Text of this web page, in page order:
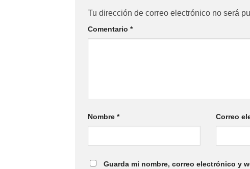
Tu dirección de correo electrónico no será
Comentario *
Nombre * Correo
Guarda mi nombre, correo electrónico y